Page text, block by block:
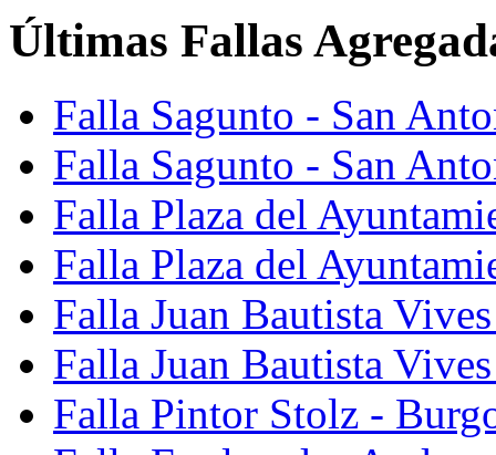
Últimas Fallas
Falla Sagunto - San
Falla Sagunto - San
Falla Plaza del
Falla Plaza del
Falla Juan Bautista
Falla Juan Bautista
Falla Pintor Stolz -